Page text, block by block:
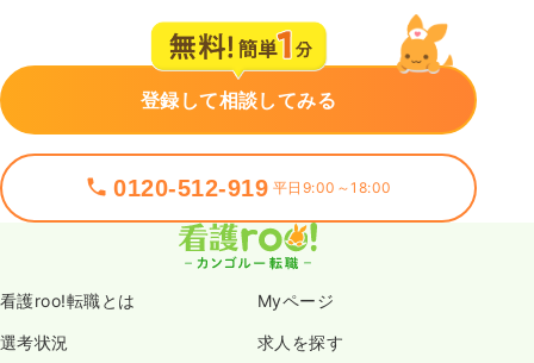
登録して相談してみる
0120-512-919 平日9:00～18:00
看護roo!転職とは Myページ
選考状況 求人を探す